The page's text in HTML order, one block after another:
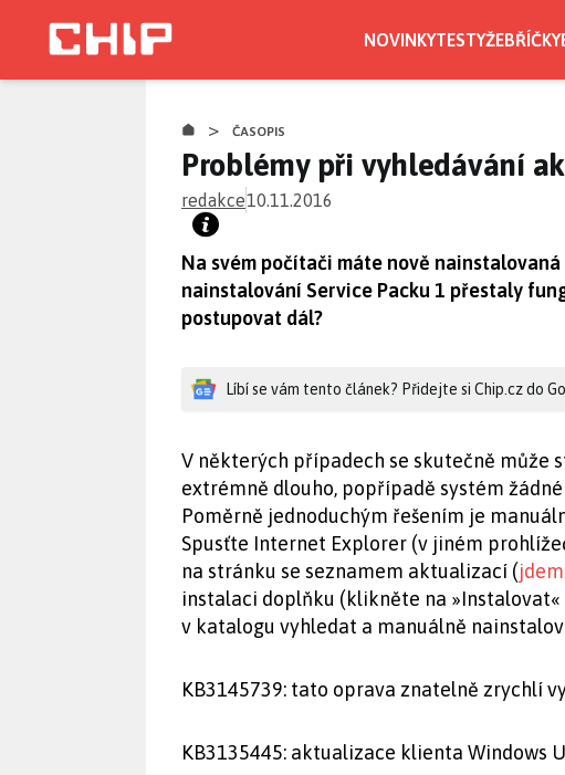
NOVINKYTESTYŽEBŘÍČKY
> ČASOPIS
Problémy při vyhledávání
redakce10.11.2016
Na svém počítači máte nově
nainstalování Service Packu 1 přestaly
postupovat dál?
Líbí se vám tento článek? Přidejte si Chip.cz do
V některých případech se skutečně může
extrémně dlouho, popřípadě systém
Poměrně jednoduchým řešením je
Spusťte Internet Explorer (v jiném
na stránku se seznamem aktualizací (
instalaci doplňku (klikněte na »Instalovat«
v katalogu vyhledat a manuálně
KB3145739: tato oprava znatelně zrychlí
KB3135445: aktualizace klienta Windows